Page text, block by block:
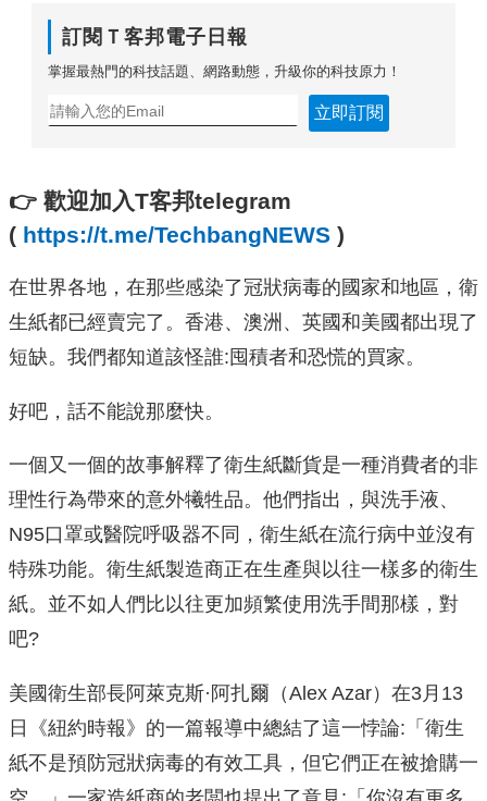
訂閱Ｔ客邦電子日報
掌握最熱門的科技話題、網路動態，升級你的科技原力！
立即訂閱
👉 歡迎加入T客邦telegram
( https://t.me/TechbangNEWS )
在世界各地，在那些感染了冠狀病毒的國家和地區，衛
生紙都已經賣完了。香港、澳洲、英國和美國都出現了
短缺。我們都知道該怪誰:囤積者和恐慌的買家。
好吧，話不能說那麼快。
一個又一個的故事解釋了衛生紙斷貨是一種消費者的非
理性行為帶來的意外犧牲品。他們指出，與洗手液、
N95口罩或醫院呼吸器不同，衛生紙在流行病中並沒有
特殊功能。衛生紙製造商正在生產與以往一樣多的衛生
紙。並不如人們比以往更加頻繁使用洗手間那樣，對
吧?
美國衛生部長阿萊克斯·阿扎爾（Alex Azar）在3月13
日《紐約時報》的一篇報導中總結了這一悖論:「衛生
紙不是預防冠狀病毒的有效工具，但它們正在被搶購一